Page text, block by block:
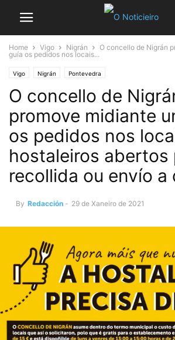
Home Vigo Nigrán
O concello de Nigrán
guía os pedidos nos locais...
Vigo Nigrán Pontevedra
O concello de
promove midiante
os pedidos nos
hostaleiros abertos
recollida ou envío a
By Redacción - 29 de Xaneiro de 2021